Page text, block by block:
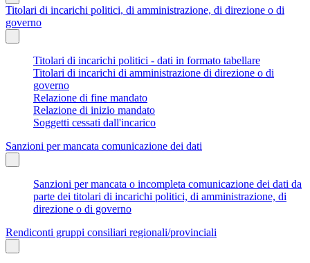
Titolari di incarichi politici, di amministrazione, di direzione o di
governo
Titolari di incarichi politici - dati in formato tabellare
Titolari di incarichi di amministrazione di direzione o di
governo
Relazione di fine mandato
Relazione di inizio mandato
Soggetti cessati dall'incarico
Sanzioni per mancata comunicazione dei dati
Sanzioni per mancata o incompleta comunicazione dei dati da
parte dei titolari di incarichi politici, di amministrazione, di
direzione o di governo
Rendiconti gruppi consiliari regionali/provinciali